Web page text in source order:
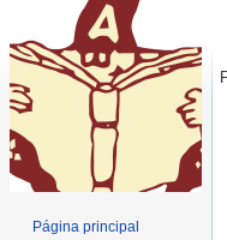
Página principal